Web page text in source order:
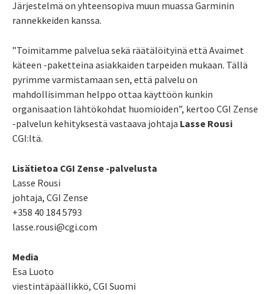
Järjestelmä on yhteensopiva muun muassa Garminin
rannekkeiden kanssa.
”Toimitamme palvelua sekä räätälöityinä että Avaimet
käteen -paketteina asiakkaiden tarpeiden mukaan. Tällä
pyrimme varmistamaan sen, että palvelu on
mahdollisimman helppo ottaa käyttöön kunkin
organisaation lähtökohdat huomioiden”, kertoo CGI Zense
-palvelun kehityksestä vastaava johtaja Lasse Rousi
CGI:ltä.
Lisätietoa CGI Zense -palvelusta
Lasse Rousi
johtaja, CGI Zense
+358 40 184 5793
lasse.rousi@cgi.com
Media
Esa Luoto
viestintäpäällikkö, CGI Suomi